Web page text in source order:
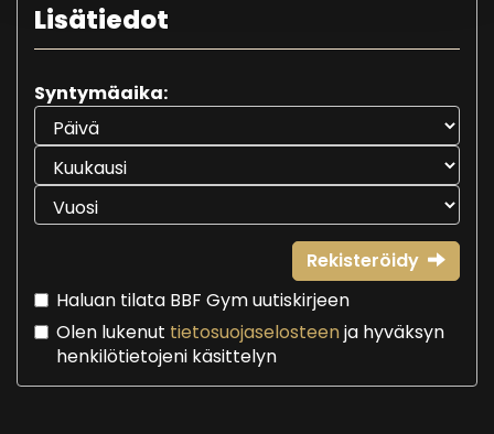
Lisätiedot
Syntymäaika:
Rekisteröidy
Haluan tilata BBF Gym uutiskirjeen
Olen lukenut tietosuojaselosteenja hyväksyn
henkilötietojeni käsittelyn